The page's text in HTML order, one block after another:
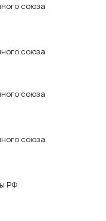
союза
союза
союза
союза
РФ